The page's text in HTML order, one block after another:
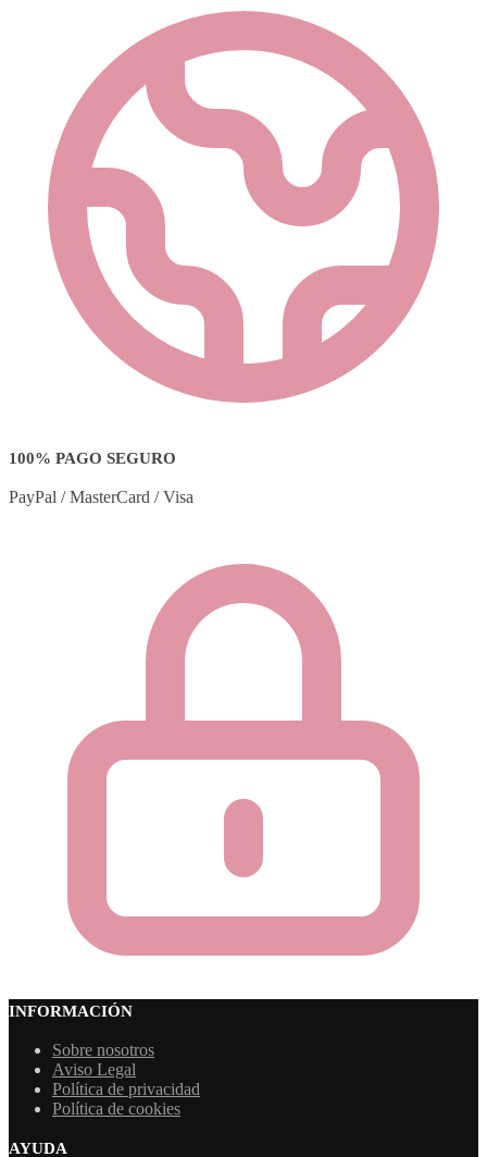
100% PAGO SEGURO
PayPal / MasterCard / Visa
INFORMACIÓN
Sobre nosotros
Aviso Legal
Política de privacidad
Política de cookies
AYUDA